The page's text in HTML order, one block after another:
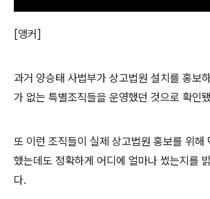
[앵커]
과거 양승태 사법부가 상고법원 설치를 홍보
가 없는 특별조직들을 운영했던 것으로 확인
또 이런 조직들이 실제 상고법원 홍보를 위해
했는데도 정확하게 어디에 얼마나 썼는지를
다.